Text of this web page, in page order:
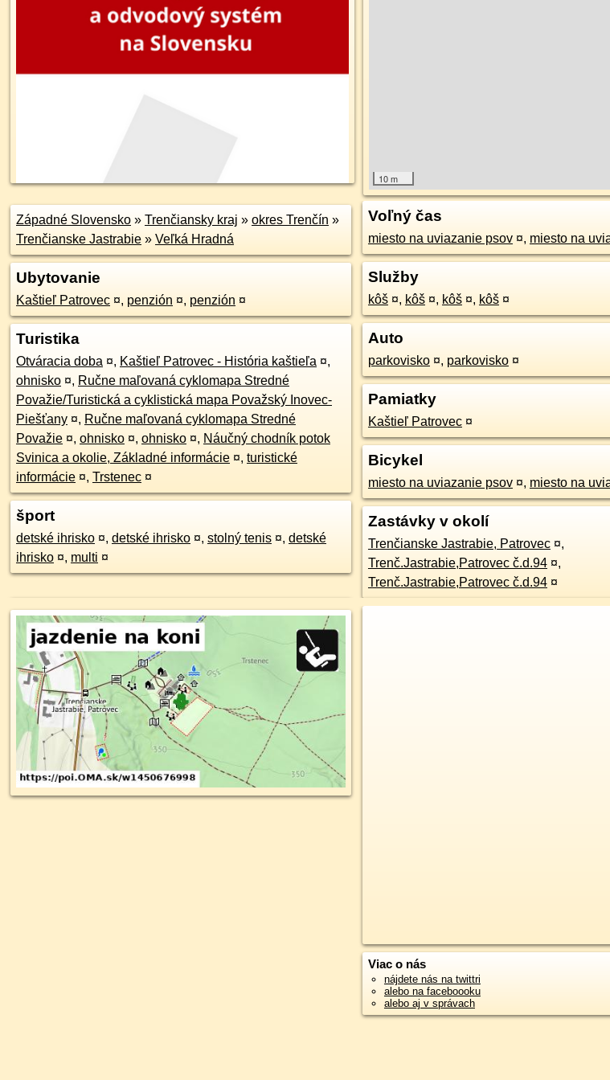
10 m
Západné Slovensko » Trenčiansky kraj » okres Trenčín »
Trenčianske Jastrabie » Veľká Hradná
Ubytovanie
Kaštieľ Patrovec ¤, penzión ¤, penzión ¤
Turistika
Otváracia doba ¤, Kaštieľ Patrovec - História kaštieľa ¤,
ohnisko ¤, Ručne maľovaná cyklomapa Stredné
Považie/Turistická a cyklistická mapa Považský Inovec-
Piešťany ¤, Ručne maľovaná cyklomapa Stredné
Považie ¤, ohnisko ¤, ohnisko ¤, Náučný chodník potok
Svinica a okolie, Základné informácie ¤, turistické
informácie ¤, Trstenec ¤
šport
detské ihrisko ¤, detské ihrisko ¤, stolný tenis ¤, detské
ihrisko ¤, multi ¤
Voľný čas
miesto na uviazanie psov ¤, miesto na
Služby
kôš ¤, kôš ¤, kôš ¤, kôš ¤
Auto
parkovisko ¤, parkovisko ¤
Pamiatky
Kaštieľ Patrovec ¤
Bicykel
miesto na uviazanie psov ¤, miesto na
Zastávky v okolí
Trenčianske Jastrabie, Patrovec ¤,
Trenč.Jastrabie,Patrovec č.d.94 ¤,
Trenč.Jastrabie,Patrovec č.d.94 ¤
Viac o nás
nájdete nás na twittri
alebo na faceboooku
alebo aj v správach